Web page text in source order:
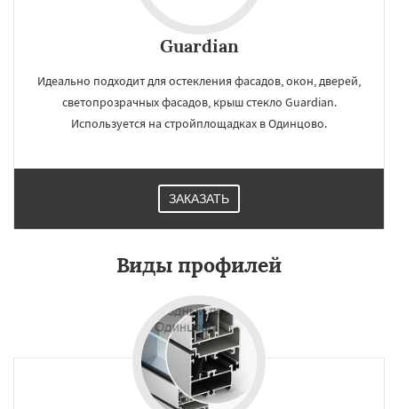
Guardian
Идеально подходит для остекления фасадов, окон, дверей,
светопрозрачных фасадов, крыш стекло Guardian.
Используется на стройплощадках в Одинцово.
ЗАКАЗАТЬ
Виды профилей